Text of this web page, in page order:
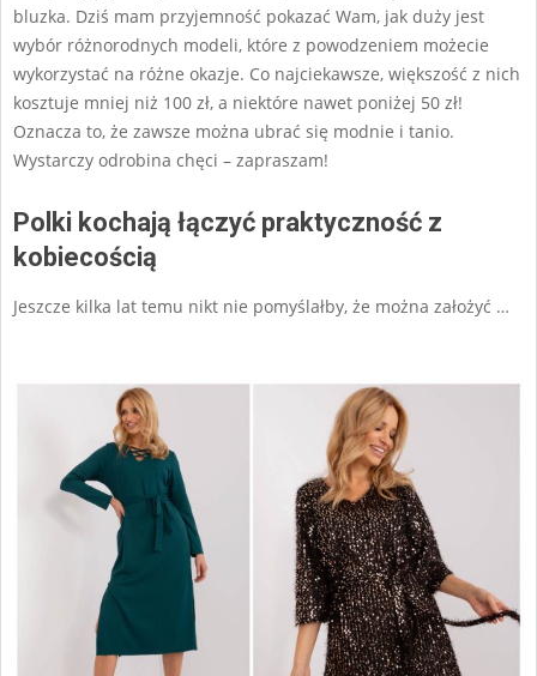
bluzka. Dziś mam przyjemność pokazać Wam, jak duży jest
wybór różnorodnych modeli, które z powodzeniem możecie
wykorzystać na różne okazje. Co najciekawsze, większość z nich
kosztuje mniej niż 100 zł, a niektóre nawet poniżej 50 zł!
Oznacza to, że zawsze można ubrać się modnie i tanio.
Wystarczy odrobina chęci – zapraszam!
Polki kochają łączyć praktyczność z
kobiecością
Jeszcze kilka lat temu nikt nie pomyślałby, że można założyć …